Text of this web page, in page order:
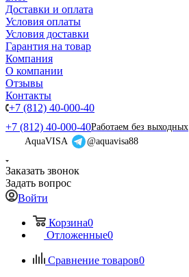
Доставки и оплата
Условия оплаты
Условия доставки
Гарантия на товар
Компания
О компании
Отзывы
Контакты
+7 (812) 40-000-40
+7 (812) 40-000-40Работаем без выходных
AquaVISA
@aquavisa88
Заказать звонок
Задать вопрос
Войти
Корзина0
Отложенные0
Сравнение товаров0